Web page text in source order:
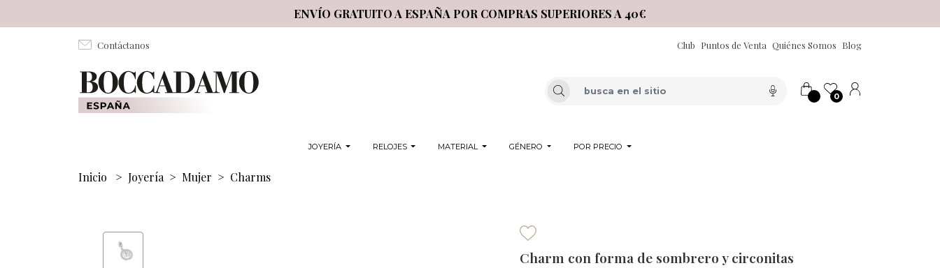
ENVÍO GRATUITO A ESPAÑA POR COMPRAS SUPERIORES A 40€
Contáctanos Club Puntos de Venta Quiénes Somos Blog
0
JOYERÍA RELOJES MATERIAL GÉNERO POR PRECIO
Inicio > Joyería > Mujer > Charms
Charm con forma de sombrero y circonitas